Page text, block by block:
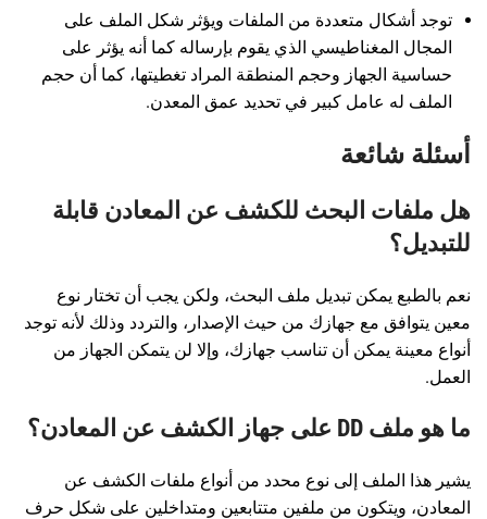
توجد أشكال متعددة من الملفات ويؤثر شكل الملف على
المجال المغناطيسي الذي يقوم بإرساله كما أنه يؤثر على
حساسية الجهاز وحجم المنطقة المراد تغطيتها، كما أن حجم
الملف له عامل كبير في تحديد عمق المعدن.
أسئلة شائعة
هل ملفات البحث للكشف عن المعادن قابلة
للتبديل؟
نعم بالطبع يمكن تبديل ملف البحث، ولكن يجب أن تختار نوع
معين يتوافق مع جهازك من حيث الإصدار، والتردد وذلك لأنه توجد
أنواع معينة يمكن أن تناسب جهازك، وإلا لن يتمكن الجهاز من
العمل.
ما هو ملف DD على جهاز الكشف عن المعادن؟
يشير هذا الملف إلى نوع محدد من أنواع ملفات الكشف عن
المعادن، ويتكون من ملفين متتابعين ومتداخلين على شكل حرف